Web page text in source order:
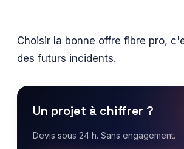
Choisir la bonne offre fibre pro,
des futurs incidents.
Un projet à chiffrer ?
Devis sous 24 h. Sans engagement.